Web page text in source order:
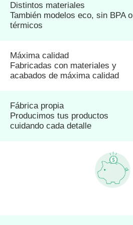
Distintos materiales
También modelos eco, sin BPA o
térmicos
Máxima calidad
Fabricadas con materiales y
acabados de máxima calidad
Fábrica propia
Producimos tus productos
cuidando cada detalle